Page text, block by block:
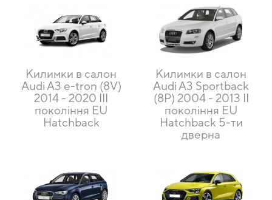
Килимки в салон
Audi A3 e-tron (8V)
2014 - 2020 III
покоління EU
Hatchback
Килимки в салон
Audi A3 Sportback
(8P) 2004 - 2013 II
покоління EU
Hatchback 5-ти
дверна